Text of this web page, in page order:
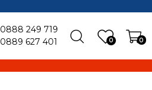
0 0
0888 249 719
0889 627 401